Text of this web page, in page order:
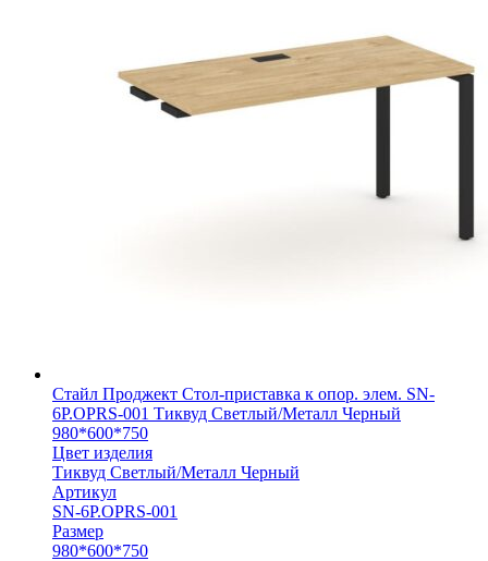
Стайл Проджект Стол-приставка к опор. элем. SN-
6P.OPRS-001 Тиквуд Светлый/Металл Черный
980*600*750
Цвет изделия
Тиквуд Светлый/Металл Черный
Артикул
SN-6P.OPRS-001
Размер
980*600*750